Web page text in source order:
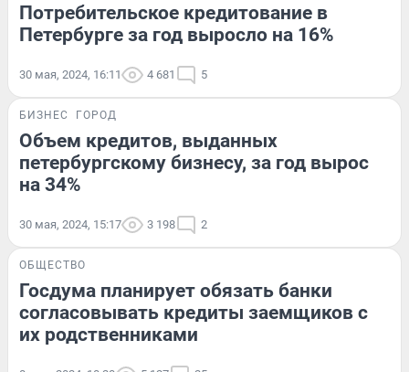
Потребительское кредитование в
Петербурге за год выросло на 16%
30 мая, 2024, 16:11 4 681 5
БИЗНЕС ГОРОД
Объем кредитов, выданных
петербургскому бизнесу, за год вырос
на 34%
30 мая, 2024, 15:17 3 198 2
ОБЩЕСТВО
Госдума планирует обязать банки
согласовывать кредиты заемщиков с
их родственниками